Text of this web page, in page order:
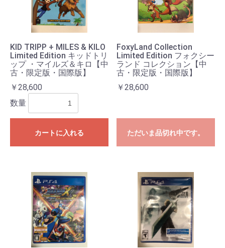
KID TRIPP + MILES & KILO
Limited Edition キッドトリ
ップ ・マイルズ＆キロ【中
古・限定版・国際版】
￥28,600
数量
カートに入れる
FoxyLand Collection
Limited Edition フォクシー
ランド コレクション【中
古・限定版・国際版】
￥28,600
ただいま品切れ中です。